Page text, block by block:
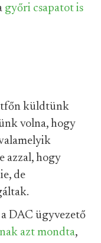
győri csapatot is
küldtünk
volna, hogy
azzal, hogy
de
a DAC ügyvezető
azt mondta,